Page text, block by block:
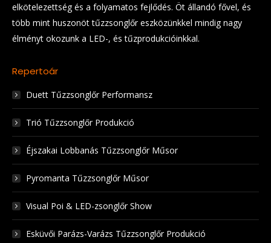
elkötelezettség és a folyamatos fejlődés. Öt állandó fővel, és
több mint huszonöt tűzzsonglőr eszközünkkel mindig nagy
élményt okozunk a LED-, és tűzprodukcióinkkal.
Repertoár
Duett Tűzzsonglőr Performansz
Trió Tűzzsonglőr Produkció
Éjszakai Lobbanás Tűzzsonglőr Műsor
Pyromanta Tűzzsonglőr Műsor
Visual Poi & LED-zsonglőr Show
Esküvői Parázs-Varázs Tűzzsonglőr Produkció